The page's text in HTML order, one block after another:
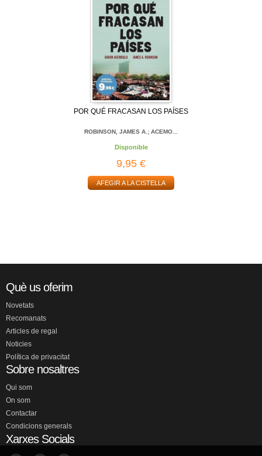
POR QUÉ FRACASAN LOS PAÍSES
ROBINSON, JAMES A.; ACEMO...
Disponible
9,95 €
AFEGIR A LA CISTELLA
Què us oferim
Novetats
Recomanats
Articles de regal
Noticies
Política de privacitat
Sobre nosaltres
Qui som
On som
Contactar
Condicions generals
Xarxes Socials